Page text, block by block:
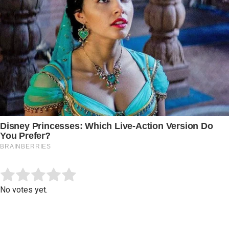
Rate this item:
No votes yet.